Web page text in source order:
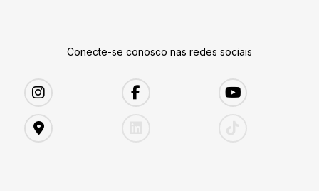
Conecte-se conosco nas redes sociais